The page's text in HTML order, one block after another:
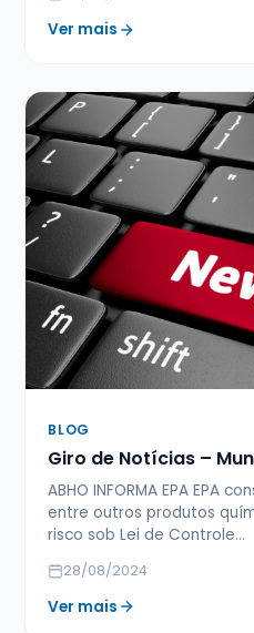
Ver mais
BLOG
Giro de Notícias –
ABHO INFORMA EPA EPA
entre outros produtos
risco sob Lei de Controle…
28/08/2024
Ver mais